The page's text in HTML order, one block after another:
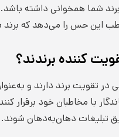
شما همخوانی داشته باشد.
این حس را می‌دهد که برند
کننده برندند؟
تقویت برند دارند و
با مخاطبان خود برقرار
تبلیغات دهان‌به‌دهان شوند.